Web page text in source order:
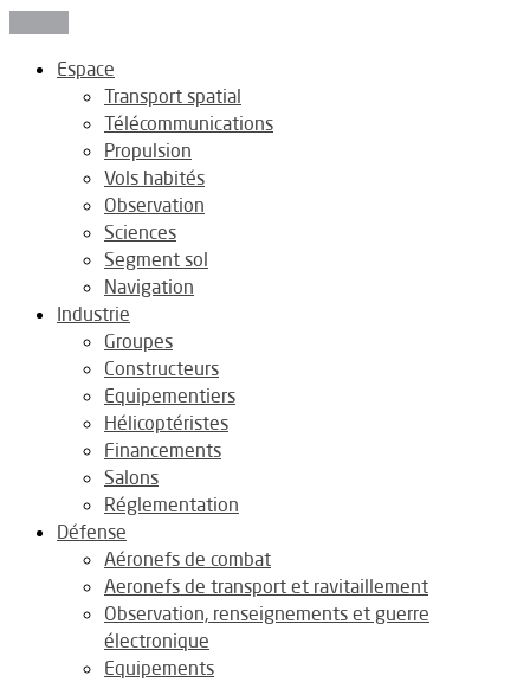
Espace
Transport spatial
Télécommunications
Propulsion
Vols habités
Observation
Sciences
Segment sol
Navigation
Industrie
Groupes
Constructeurs
Equipementiers
Hélicoptéristes
Financements
Salons
Réglementation
Défense
Aéronefs de combat
Aeronefs de transport et ravitaillement
Observation, renseignements et guerre
électronique
Equipements